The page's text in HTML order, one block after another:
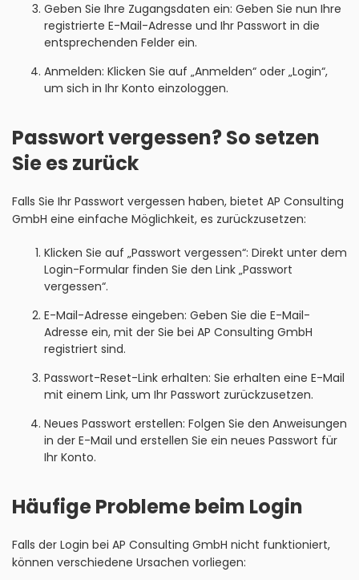
Geben Sie Ihre Zugangsdaten ein: Geben Sie nun Ihre
registrierte E-Mail-Adresse und Ihr Passwort in die
entsprechenden Felder ein.
Anmelden: Klicken Sie auf „Anmelden“ oder „Login“,
um sich in Ihr Konto einzologgen.
Passwort vergessen? So setzen
Sie es zurück
Falls Sie Ihr Passwort vergessen haben, bietet AP Consulting
GmbH eine einfache Möglichkeit, es zurückzusetzen:
Klicken Sie auf „Passwort vergessen“: Direkt unter dem
Login-Formular finden Sie den Link „Passwort
vergessen“.
E-Mail-Adresse eingeben: Geben Sie die E-Mail-
Adresse ein, mit der Sie bei AP Consulting GmbH
registriert sind.
Passwort-Reset-Link erhalten: Sie erhalten eine E-Mail
mit einem Link, um Ihr Passwort zurückzusetzen.
Neues Passwort erstellen: Folgen Sie den Anweisungen
in der E-Mail und erstellen Sie ein neues Passwort für
Ihr Konto.
Häufige Probleme beim Login
Falls der Login bei AP Consulting GmbH nicht funktioniert,
können verschiedene Ursachen vorliegen: